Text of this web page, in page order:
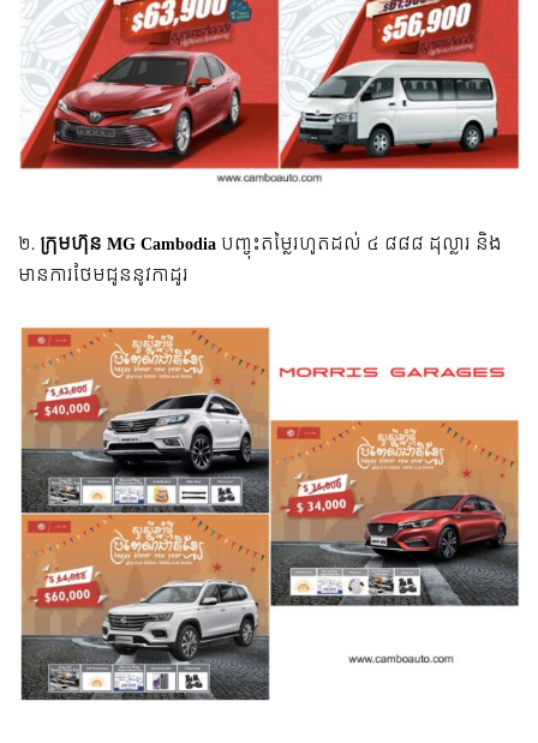
២. ក្រុមហ៊ុន MG Cambodia បញ្ចុះតម្លៃរហូតដល់ ៤ ៨៨៨ ដុល្លារ និង
មានការថែមជូននូវកាដូរ